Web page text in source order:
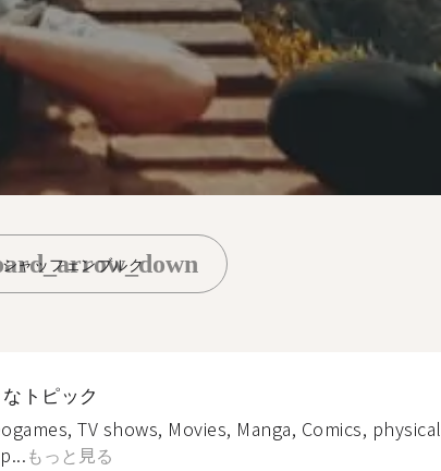
ャッフェンブルク
トピック
TV shows, Movies, Manga, Comics, physical
もっと見る